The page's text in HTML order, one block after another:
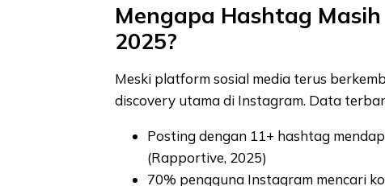
Mengapa Hashtag
2025?
Meski platform sosial media terus
discovery utama di Instagram. Data
Posting dengan 11+ hashtag
(Rapportive, 2025)
70% pengguna Instagram mencari